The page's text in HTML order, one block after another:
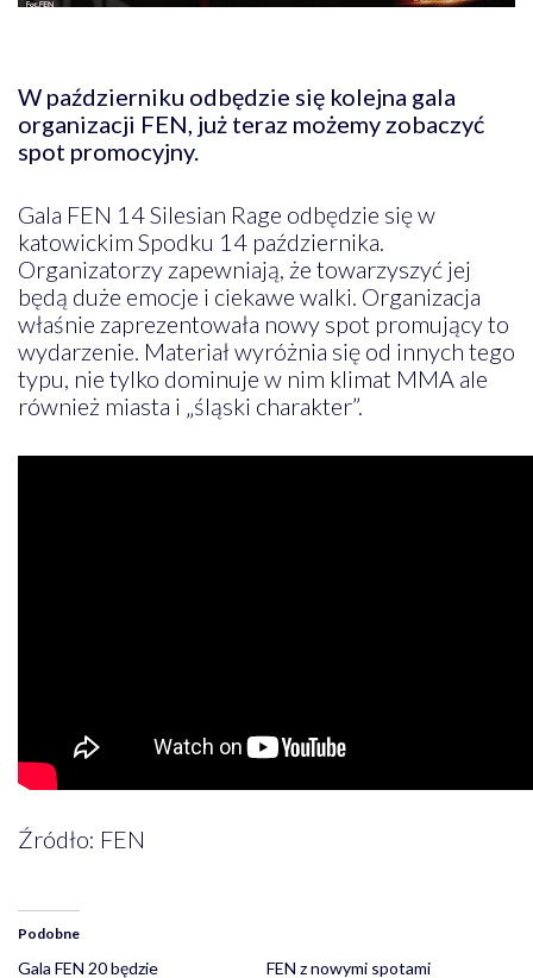
W październiku odbędzie się kolejna gala
organizacji FEN, już teraz możemy zobaczyć
spot promocyjny.
Gala FEN 14 Silesian Rage odbędzie się w
katowickim Spodku 14 października.
Organizatorzy zapewniają, że towarzyszyć jej
będą duże emocje i ciekawe walki. Organizacja
właśnie zaprezentowała nowy spot promujący to
wydarzenie. Materiał wyróżnia się od innych tego
typu, nie tylko dominuje w nim klimat MMA ale
również miasta i „śląski charakter”.
Źródło: FEN
Podobne
Gala FEN 20 będzie
FEN z nowymi spotami